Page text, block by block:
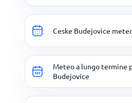
Ceske Budejovice
Meteo a lungo termine
Budejovice